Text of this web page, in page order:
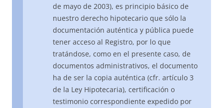
de mayo de 2003), es principio básico de
nuestro derecho hipotecario que sólo la
documentación auténtica y pública puede
tener acceso al Registro, por lo que
tratándose, como en el presente caso, de
documentos administrativos, el documento
ha de ser la copia auténtica (cfr. artículo 3
de la Ley Hipotecaria), certificación o
testimonio correspondiente expedido por